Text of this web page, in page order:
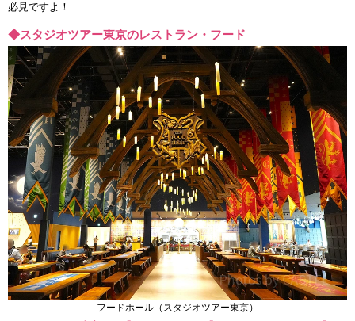
必見ですよ！
◆スタジオツアー東京のレストラン・フード
フードホール（スタジオツアー東京）